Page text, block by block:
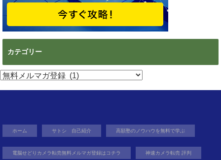
カテゴリー
カ
ホーム サトシ 自己紹介 高額塾のノウハウを無料で学ぶ
電脳せどりカメラ転売無料メルマガ登録はコチラ 神速カメラ転売 評判